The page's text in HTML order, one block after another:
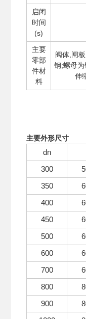
启闭
时间
(s)
主要
零部
件材
料
阀体,闸
钢;螺母
伸
主要外形尺寸
dn
300
350
400
450
500
600
700
800
900